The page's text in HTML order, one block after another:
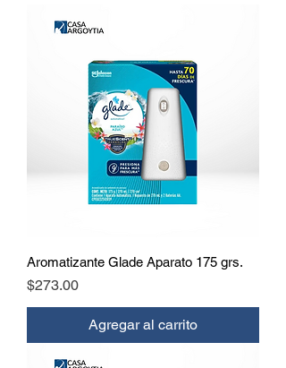
Aromatizante Glade Aparato 175 grs.
Precio
$273.00
Agregar al carrito